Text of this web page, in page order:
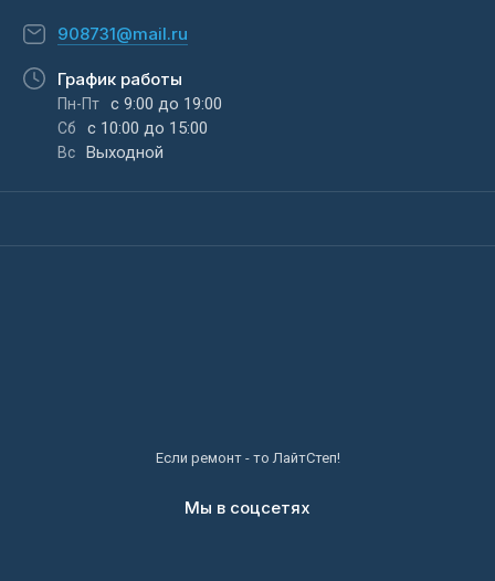
908731@mail.ru
График работы
Пн-Пт с 9:00 до 19:00
Сб с 10:00 до 15:00
Вс Выходной
Если ремонт - то ЛайтСтеп!
Мы в соцсетях